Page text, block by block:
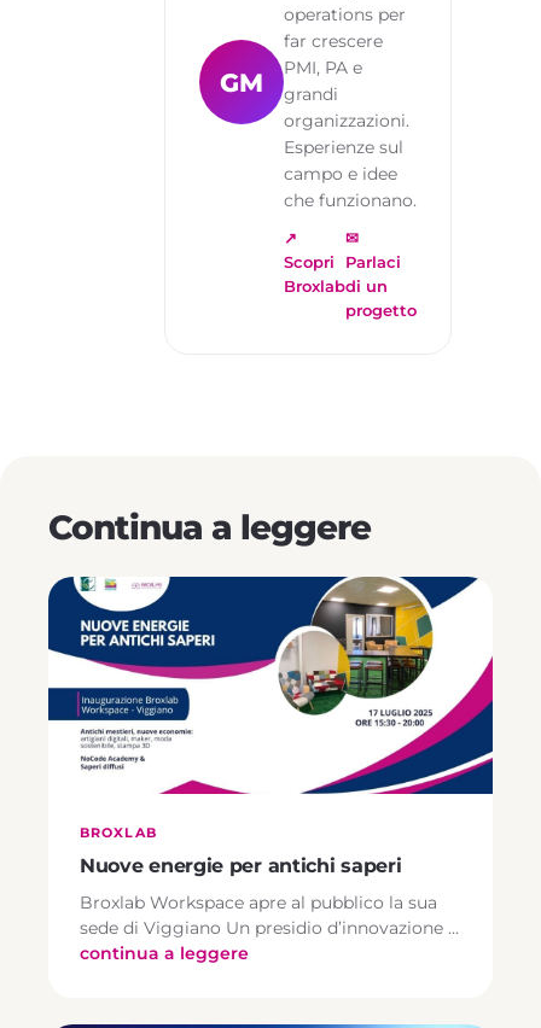
GM
operations per
far crescere
PMI, PA e
grandi
organizzazioni.
Esperienze sul
campo e idee
che funzionano.
↗
Scopri
Broxlab
✉
Parlaci
di un
progetto
Continua a leggere
BROXLAB
Nuove energie per antichi saperi
Broxlab Workspace apre al pubblico la sua
sede di Viggiano Un presidio d’innovazione …
continua a leggere